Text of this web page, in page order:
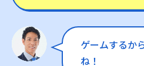
ゲームするか
ね！